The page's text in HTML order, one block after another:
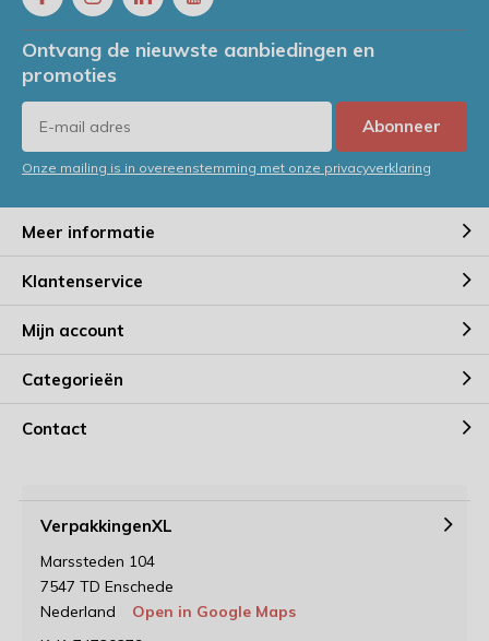
Ontvang de nieuwste aanbiedingen en
promoties
Abonneer
Onze mailing is in overeenstemming met onze privacyverklaring
Meer informatie
Klantenservice
Mijn account
Categorieën
Contact
VerpakkingenXL
Marssteden 104
7547 TD Enschede
Nederland
Open in Google Maps